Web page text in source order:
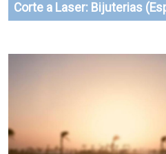
Corte a Laser: Bijuterias